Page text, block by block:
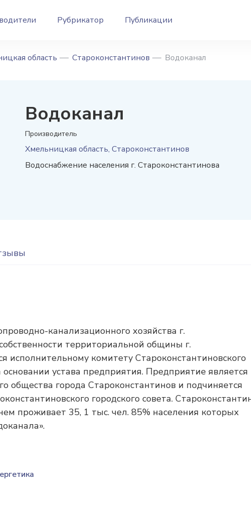
Рубрикатор Публикации
область Староконстантинов Водоканал
Водоканал
Производитель
Хмельницкая область, Староконстантинов
Водоснабжение населения г. Староконстантинова
канализационного хозяйства г.
территориальной общины г.
исполнительному комитету Староконстантиновского
основании устава предприятия. Предприятие является
общества города Староконстантинов и подчиняется
городского совета.
проживает 35, 1 тыс. чел. 85% населения которых